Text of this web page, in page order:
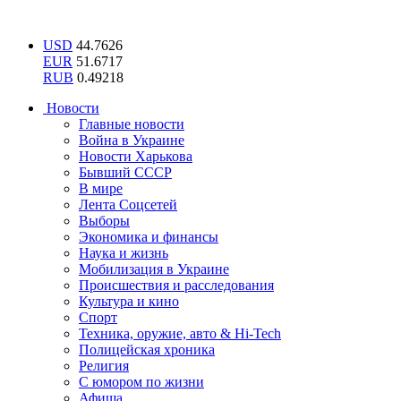
USD 44.7626
EUR 51.6717
RUB 0.49218
Новости
Главные новости
Война в Украине
Новости Харькова
Бывший СССР
В мире
Лента Соцсетей
Выборы
Экономика и финансы
Наука и жизнь
Мобилизация в Украине
Происшествия и расследования
Культура и кино
Спорт
Техника, оружие, авто & Hi-Tech
Полицейская хроника
Религия
С юмором по жизни
Афиша